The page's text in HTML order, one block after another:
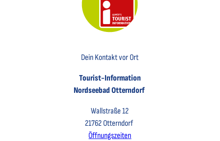
Dein Kontakt vor Ort
Tourist-Information
Nordseebad Otterndorf
Wallstraße 12
21762 Otterndorf
Öffnungszeiten